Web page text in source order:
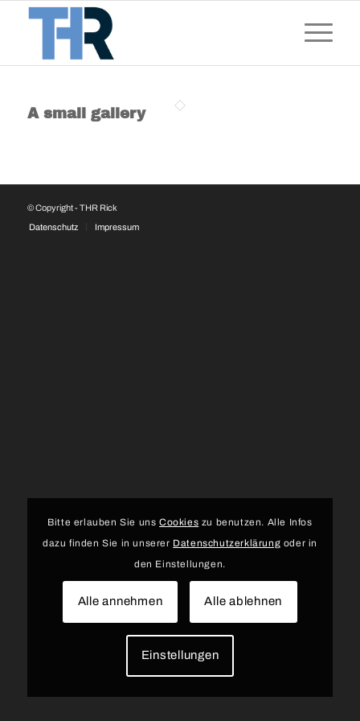
A small gallery
© Copyright - THR Rick
Datenschutz
Impressum
Bitte erlauben Sie unsCookies zu benutzen. Alle Infos
dazu finden Sie in unserer Datenschutzerklärung oder in
den Einstellungen.
Alle annehmen Alle ablehnen
Einstellungen